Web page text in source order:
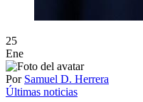
25
Ene
Por Samuel D. Herrera
Últimas noticias